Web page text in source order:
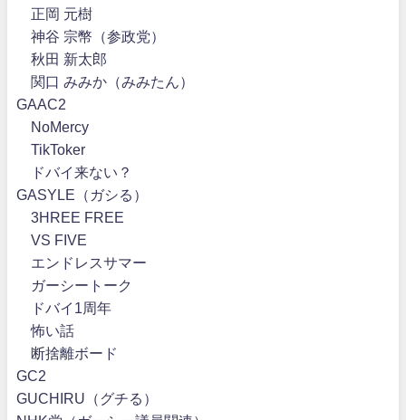
正岡 元樹
神谷 宗幣（参政党）
秋田 新太郎
関口 みみか（みみたん）
GAAC2
NoMercy
TikToker
ドバイ来ない？
GASYLE（ガシる）
3HREE FREE
VS FIVE
エンドレスサマー
ガーシートーク
ドバイ1周年
怖い話
断捨離ボード
GC2
GUCHIRU（グチる）